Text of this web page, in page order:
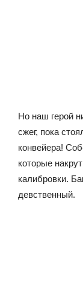
Но наш герой
сжег, пока
конвейера!
которые
калибровки.
девственный.